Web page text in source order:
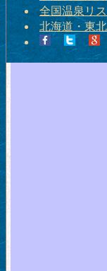
全国温泉リス
北海道・東